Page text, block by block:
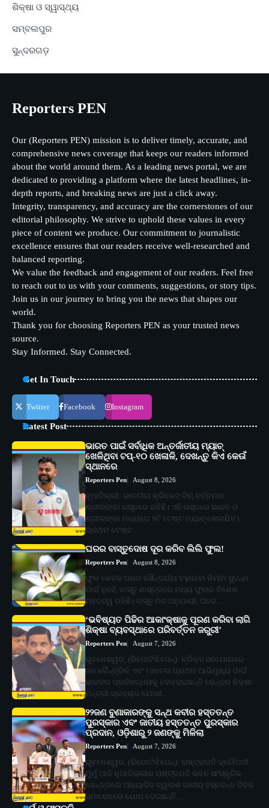
ଶିକ୍ଷା ଓ ସ୍ୱାସ୍ଥ୍ୟ
ସମ୍ବଲପୁର
ସୁନ୍ଦରଗଡ଼
Reporters PEN
Our (Reporters PEN) mission is to deliver timely, accurate, and
comprehensive news coverage that keeps our readers informed
about the world around them. As a leading news portal, we are
dedicated to providing a platform where the latest headlines, in-
depth reports, and breaking news are just a click away.
Integrity, transparency, and accuracy are the cornerstones of our
editorial philosophy. We strive to uphold these values in every
piece of content we produce. Our commitment to journalistic
excellence ensures that our readers receive well-researched and
balanced reporting.
We value the feedback and engagement of our readers. Feel free
to reach out to us with your comments, suggestions, or story tips.
Join us in our journey to bring you the news that shapes our
world.
Thank you for choosing Reporters PEN as your trusted news
source.
Stay Informed. Stay Connected.
Get In Touch
Twitter Facebook Instagram
Latest Post
ଭାରତ ପାଇଁ ସର୍ବାଧିକ ଅନ୍ତର୍ଜାତୀୟ ମ୍ୟାଚ୍
ଖେଳିଥିବା ଟପ୍-୧୦ ଖେଳାଳି, ଦେଖନ୍ତୁ କିଏ କେଉଁ
ସ୍ଥାନରେ
Reporters Pen August 8, 2026
ନୂଆଦିଲ୍ଲୀ: ଭାରତୀୟ କ୍ରିକେଟ୍ ଟିମ୍ ବର୍ତ୍ତମାନ
ଶ୍ରୀଲଙ୍କା ଗସ୍ତରେ ରହିଛି। ଏହି ଗସ୍ତରେ ଭାରତ ଓ
ଶ୍ରୀଲଙ୍କା ମଧ୍ୟରେ ୨ଟି ଟେଷ୍ଟ ମ୍ୟାଚ୍ ଖେଳାଯିବ।
ପ୍ରଥମ ଟେଷ୍ଟ…
ଘରର ବାସ୍ତୁଦୋଷ ଦୂର କରିବ ଲିଲି ଫୁଲ!
Reporters Pen August 8, 2026
ଫୁଲ କେବଳ ଘରର ସୌନ୍ଦର୍ଯ୍ୟ ବଢ଼ାଇବା କିମ୍ବା ସୁଗନ୍ଧ
ପାଇଁ ନୁହେଁ, ବାସ୍ତୁ ଶାସ୍ତ୍ରରେ ମଧ୍ୟ ଫୁଲର ବିଶେଷ
ମହତ୍ତ୍ୱ ରହିଛି। ବାସ୍ତୁ ମତ ଅନୁଯାୟୀ, ଘରେ…
‘ଭବିଷ୍ୟତ ପିଢିର ଆକାଂକ୍ଷାକୁ ପୂରଣ କରିବା ଲାଗି
ଶିକ୍ଷା ବ୍ୟବସ୍ଥାରେ ପରିବର୍ତ୍ତନ ଜରୁରୀ’
Reporters Pen August 7, 2026
ଭୁବନେଶ୍ୱର, (ରିପୋର୍ଟର୍ସ ପେନ୍‌): ବ୍ରିକ୍ସ ସହଯୋଗରେ
ଜନ କୈନ୍ଦ୍ରିକ ଏବଂ ମାନବତା ପ୍ରଥମ ଆଭିମୁଖ୍ୟ ପାଇଁ
ଭାରତର ପ୍ରତିବଦ୍ଧତାକୁ ଦୋହରାଇଛନ୍ତି କେନ୍ଦ୍ର ଶିକ୍ଷା
ମନ୍ତ୍ରୀ ପ୍ରହ୍ଲାଦ ଯୋଶୀ…
୨୨ଜଣ ବୁଣାକାରଙ୍କୁ ସନ୍ଥ କବୀର ହସ୍ତତନ୍ତ
ପୁରସ୍କାର ଏବଂ ଜାତୀୟ ହସ୍ତତନ୍ତ ପୁରସ୍କାର
ପ୍ରଦାନ, ଓଡ଼ିଶାରୁ ୨ ଜଣଙ୍କୁ ମିଳିଲା
Reporters Pen August 7, 2026
ଭୁବନେଶ୍ୱର, (ରିପୋର୍ଟର୍ସ ପେନ୍‌): ରାଷ୍ଟ୍ରପତି ଦ୍ରୌପଦୀ
ମୁର୍ମୁ ଆଜି ନୂଆଦିଲ୍ଲୀର ରାଷ୍ଟ୍ରପତି ଭବନ ସାଂସ୍କୃତିକ
କେନ୍ଦ୍ରରେ ଆୟୋଜିତ ଦ୍ୱାଦଶ ଜାତୀୟ ହସ୍ତତନ୍ତ ଦିବସ
ସମାରୋହରେ ଯୋଗ ଦେଇଛନ୍ତି…